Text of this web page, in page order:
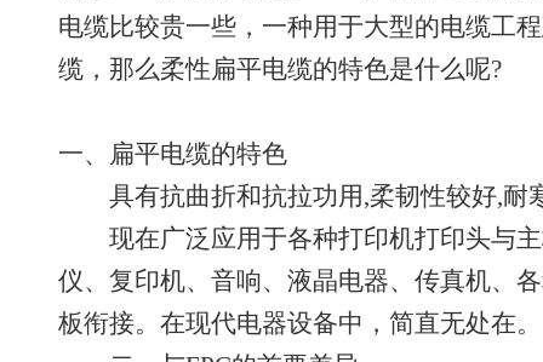
电缆比较贵一些，一种用于大型的电缆工
缆，那么柔性扁平电缆的特色是什么呢?
一、扁平电缆的特色
具有抗曲折和抗拉功用,柔韧性较好,耐
现在广泛应用于各种打印机打印头与主
仪、复印机、音响、液晶电器、传真机、
板衔接。在现代电器设备中，简直无处在。